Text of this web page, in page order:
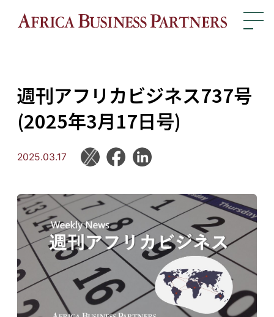
週刊アフリカビジネス737号
(2025年3月17日号)
2025.03.17